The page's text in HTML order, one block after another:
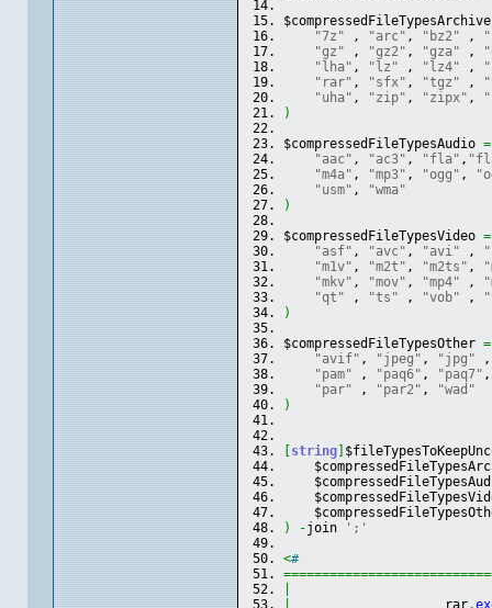
"7z" , "arc" , "bz2" ,
"gz" , "gz2" , "gza" ,
"lha" , "lz" , "lz4" ,
"rar" , "sfx" , "tgz" ,
"uha" , "zip" , "zipx" ,
)
$compressedFileTypesAudio =
"aac" , "ac3" , "fla" ,
"m4a" , "mp3" , "ogg" ,
"usm" ,
"wma"
)
$compressedFileTypesVideo =
"asf" , "avc" , "avi" ,
"m1v" , "m2t" , "m2ts" ,
"mkv" , "mov" , "mp4" ,
"qt" , "ts" , "vob" ,
)
$compressedFileTypesOther =
"avif" , "jpeg" , "jpg"
"pam" , "paq6" , "paq7"
"par" , "par2" ,
"wad"
)
string]
)
-join
';'
<#